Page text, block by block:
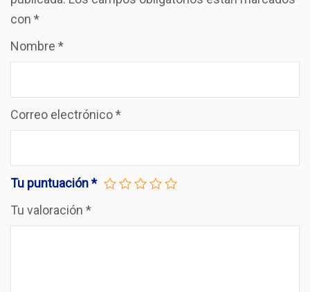
con *
Nombre *
Correo electrónico*
Tu puntuación*
Tu valoración *